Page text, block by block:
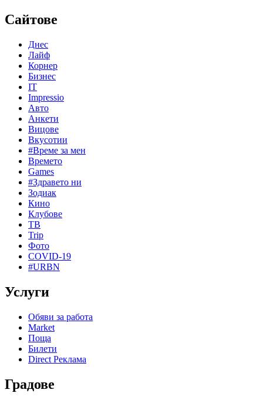
Сайтове
Днес
Лайф
Корнер
Бизнес
IT
Impressio
Авто
Анкети
Вицове
Вкусотии
#Време за мен
Времето
Games
#Здравето ни
Зодиак
Кино
Клубове
ТВ
Trip
Фото
COVID-19
#URBN
Услуги
Обяви за работа
Market
Поща
Билети
Direct Реклама
Градове